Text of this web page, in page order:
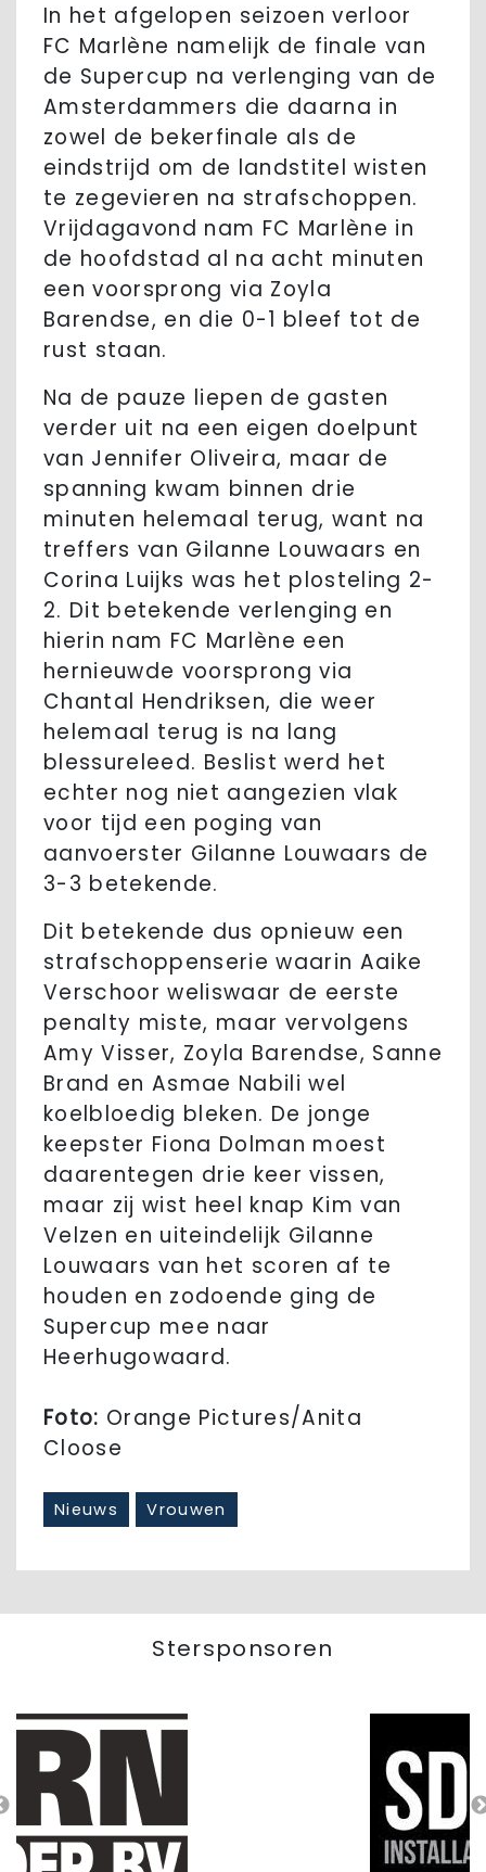
In het afgelopen seizoen verloor
FC Marlène namelijk de finale van
de Supercup na verlenging van de
Amsterdammers die daarna in
zowel de bekerfinale als de
eindstrijd om de landstitel wisten
te zegevieren na strafschoppen.
Vrijdagavond nam FC Marlène in
de hoofdstad al na acht minuten
een voorsprong via Zoyla
Barendse, en die 0-1 bleef tot de
rust staan.
Na de pauze liepen de gasten
verder uit na een eigen doelpunt
van Jennifer Oliveira, maar de
spanning kwam binnen drie
minuten helemaal terug, want na
treffers van Gilanne Louwaars en
Corina Luijks was het plosteling 2-
2. Dit betekende verlenging en
hierin nam FC Marlène een
hernieuwde voorsprong via
Chantal Hendriksen, die weer
helemaal terug is na lang
blessureleed. Beslist werd het
echter nog niet aangezien vlak
voor tijd een poging van
aanvoerster Gilanne Louwaars de
3-3 betekende.
Dit betekende dus opnieuw een
strafschoppenserie waarin Aaike
Verschoor weliswaar de eerste
penalty miste, maar vervolgens
Amy Visser, Zoyla Barendse, Sanne
Brand en Asmae Nabili wel
koelbloedig bleken. De jonge
keepster Fiona Dolman moest
daarentegen drie keer vissen,
maar zij wist heel knap Kim van
Velzen en uiteindelijk Gilanne
Louwaars van het scoren af te
houden en zodoende ging de
Supercup mee naar
Heerhugowaard.
Foto: Orange Pictures/Anita
Cloose
Nieuws Vrouwen
Stersponsoren